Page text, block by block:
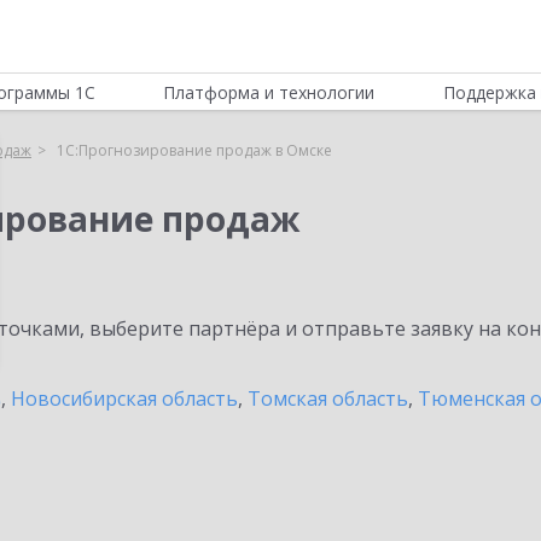
1С Платформа и технологии Поддержка
1С:Прогнозирование продаж в Омске
продаж
выберите партнёра и отправьте заявку на
, Новосибирская область, Томская область, Тюменская